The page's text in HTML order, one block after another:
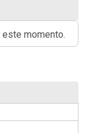
momento.